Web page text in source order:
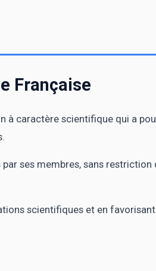
Française
à caractère scientifique qui a
ses membres, sans restriction
scientifiques et en